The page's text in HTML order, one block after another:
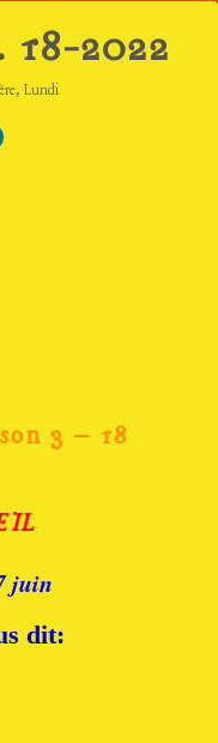
2022
, Lundi
3 – 18
juin
dit: